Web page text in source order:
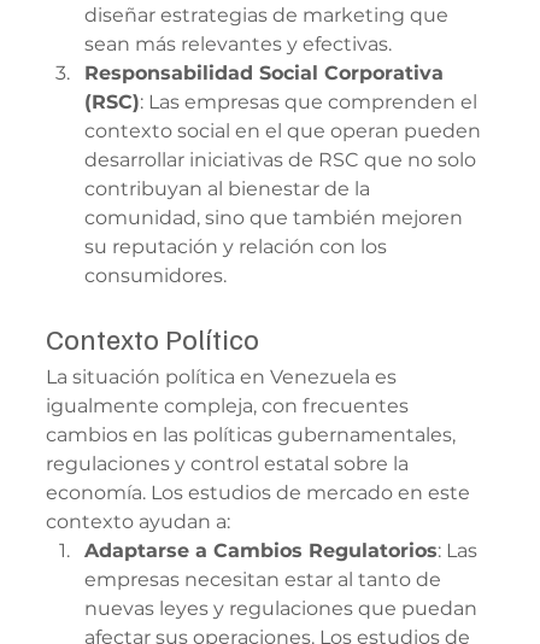
diseñar estrategias de marketing que
sean más relevantes y efectivas.
Responsabilidad Social Corporativa
(RSC): Las empresas que comprenden el
contexto social en el que operan pueden
desarrollar iniciativas de RSC que no solo
contribuyan al bienestar de la
comunidad, sino que también mejoren
su reputación y relación con los
consumidores.
Contexto Político
La situación política en Venezuela es
igualmente compleja, con frecuentes
cambios en las políticas gubernamentales,
regulaciones y control estatal sobre la
economía. Los estudios de mercado en este
contexto ayudan a:
Adaptarse a Cambios Regulatorios: Las
empresas necesitan estar al tanto de
nuevas leyes y regulaciones que puedan
afectar sus operaciones. Los estudios de